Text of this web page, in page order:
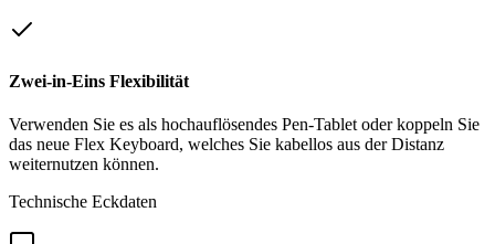
Zwei-in-Eins Flexibilität
Verwenden Sie es als hochauflösendes Pen-Tablet oder koppeln Sie
das neue Flex Keyboard, welches Sie kabellos aus der Distanz
weiternutzen können.
Technische Eckdaten